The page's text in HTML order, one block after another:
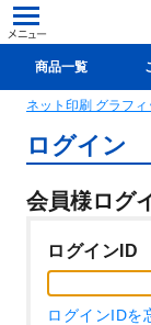
商品一覧
新規会員登録(無料)
ネット印刷 グラフィ
ログイン
会員様ログ
ログインID
ログインIDを